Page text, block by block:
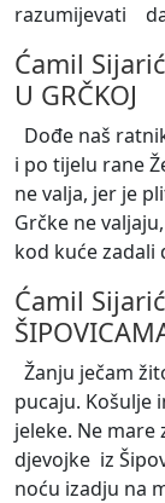
razumijevati
Ćamil Sijarić
U GRČKOJ
Dođe naš
i po tijelu rane
ne valja, jer je
Grčke ne
kod kuće zadali
Ćamil Sijarić
Žanju ječam
pucaju. Košulje
jeleke. Ne mare
djevojke iz
noću izadju na